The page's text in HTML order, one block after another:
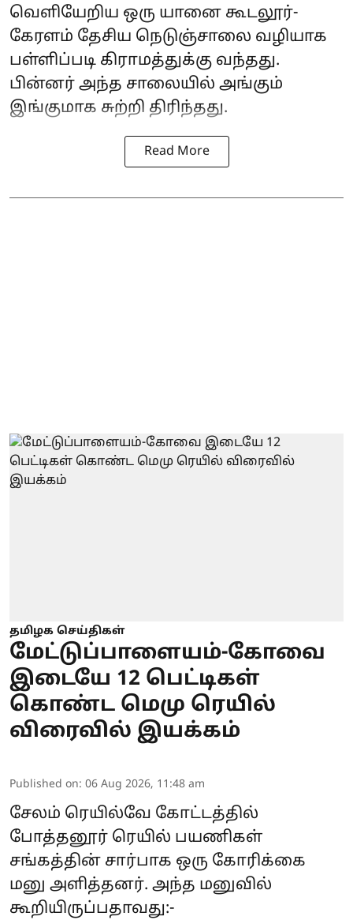
வெளியேறிய ஒரு யானை கூடலூர்-
கேரளம் தேசிய நெடுஞ்சாலை வழியாக
பள்ளிப்படி கிராமத்துக்கு வந்தது.
பின்னர் அந்த சாலையில் அங்கும்
இங்குமாக சுற்றி திரிந்தது.
Read More
தமிழக செய்திகள்
மேட்டுப்பாளையம்-கோவை
இடையே 12 பெட்டிகள்
கொண்ட மெமு ரெயில்
விரைவில் இயக்கம்
Published on: 06 Aug 2026, 11:48 am
சேலம் ரெயில்வே கோட்டத்தில்
போத்தனூர் ரெயில் பயணிகள்
சங்கத்தின் சார்பாக ஒரு கோரிக்கை
மனு அளித்தனர். அந்த மனுவில்
கூறியிருப்பதாவது:-